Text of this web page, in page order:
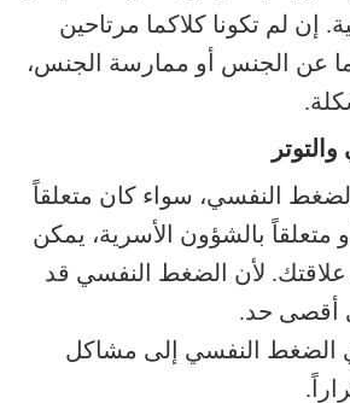
إن لم تكونا كلاكما مرتاحين
عن الجنس أو ممارسة الجنس،
النفسي، سواء كان متعلقاً
متعلقاً بالشؤون الأسرية، يمكن
علاقتك. لأن الضغط النفسي قد
أقصى حد.
الضغط النفسي إلى مشاكل